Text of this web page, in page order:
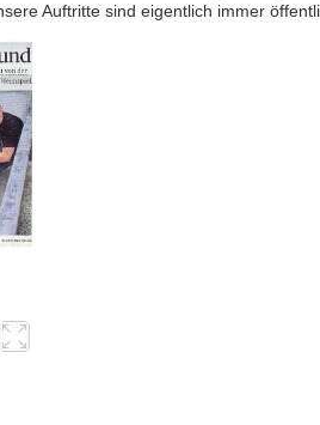
Auftritte sind eigentlich immer